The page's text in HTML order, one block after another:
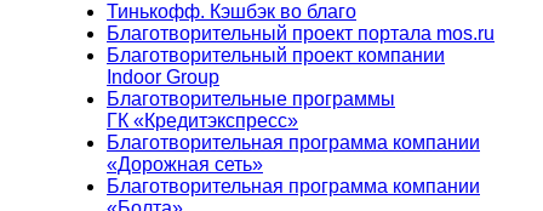
Тинькофф. Кэшбэк во благо
Благотворительный проект портала mos.ru
Благотворительный проект компании
Indoor Group
Благотворительные программы
ГК «Кредитэкспресс»
Благотворительная программа компании
«Дорожная сеть»
Благотворительная программа компании